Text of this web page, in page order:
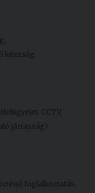
készség.
CCTV,
jártasság).
foglalkoztatás,